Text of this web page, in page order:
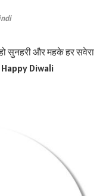
हो सुनहरी और महके हर सवेरा
Happy Diwali